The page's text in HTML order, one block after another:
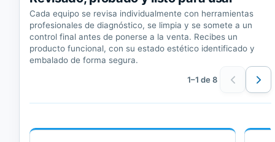
Cada equipo se revisa individualmente con herramientas
profesionales de diagnóstico, se limpia y se somete a un
control final antes de ponerse a la venta. Recibes un
producto funcional, con su estado estético identificado y
embalado de forma segura.
1–1 de 8